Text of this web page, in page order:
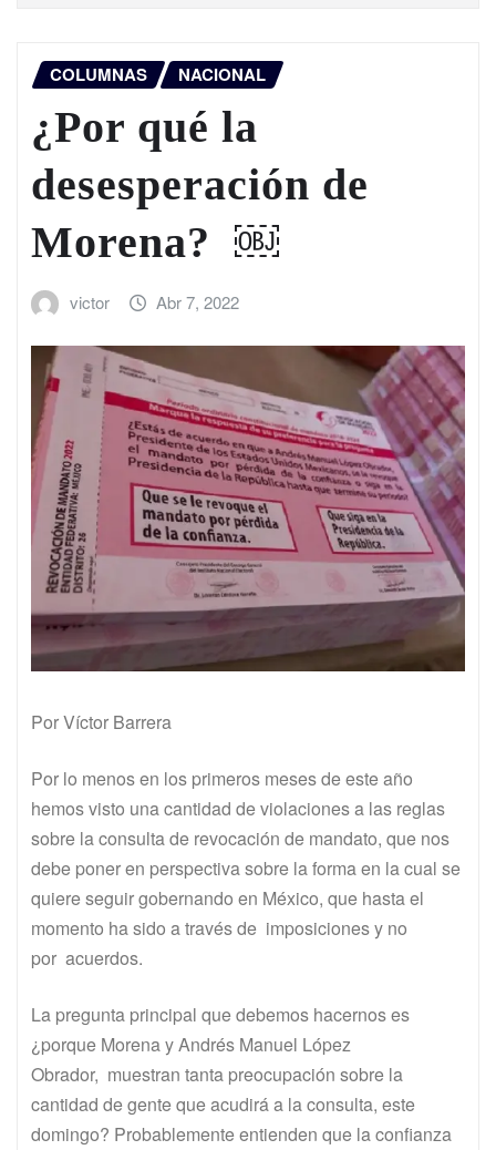
COLUMNAS NACIONAL
¿Por qué la
desesperación de
Morena? ￼
victor Abr 7, 2022
Por Víctor Barrera
Por lo menos en los primeros meses de este año
hemos visto una cantidad de violaciones a las reglas
sobre la consulta de revocación de mandato, que nos
debe poner en perspectiva sobre la forma en la cual se
quiere seguir gobernando en México, que hasta el
momento ha sido a través de imposiciones y no
por acuerdos.
La pregunta principal que debemos hacernos es
¿porque Morena y Andrés Manuel López
Obrador, muestran tanta preocupación sobre la
cantidad de gente que acudirá a la consulta, este
domingo? Probablemente entienden que la confianza